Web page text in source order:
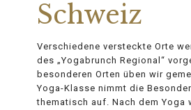
Schweiz
Verschiedene versteckte Orte
des „Yogabrunch Regional“
besonderen Orten üben wir
Yoga-Klasse nimmt die
thematisch auf. Nach dem Yoga